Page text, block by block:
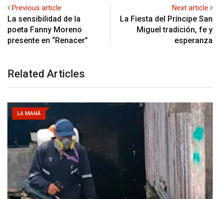
Previous article
La sensibilidad de la
poeta Fanny Moreno
presente en “Renacer”
Next article
La Fiesta del Príncipe San
Miguel tradición, fe y
esperanza
Related Articles
LA MANÁ